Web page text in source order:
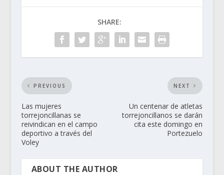
SHARE:
PREVIOUS
Las mujeres
torrejoncillanas se
reivindican en el campo
deportivo a través del
Voley
NEXT
Un centenar de atletas
torrejoncillanos se darán
cita este domingo en
Portezuelo
ABOUT THE AUTHOR